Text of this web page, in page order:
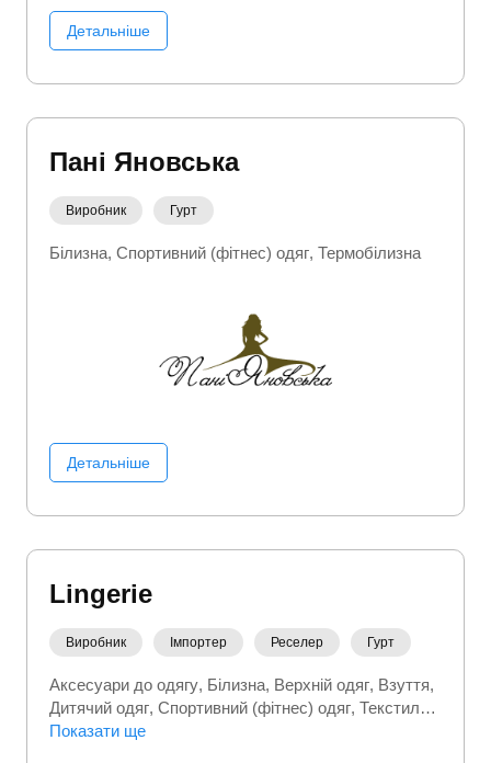
Детальніше
Пані Яновська
Виробник Гурт
Білизна Спортивний (фітнес) одяг Термобілизна
Детальніше
Lingerie
Виробник Імпортер Реселер Гурт
Аксесуари до одягу Білизна Верхній одяг Взуття
Дитячий одяг Спортивний (фітнес) одяг Текстиль
Термобілизна
Показати ще